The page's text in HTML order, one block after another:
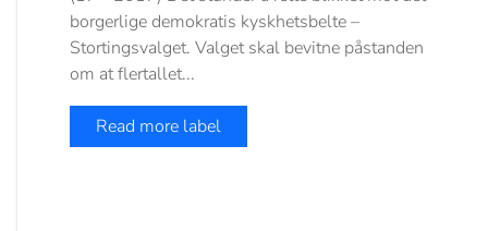
borgerlige demokratis kyskhetsbelte –
Stortingsvalget. Valget skal bevitne påstanden
om at flertallet...
Read more label